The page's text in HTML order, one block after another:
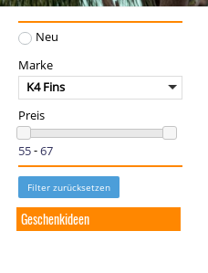
Neu
Marke
K4 Fins
Preis
-
Filter zurücksetzen
Geschenkideen